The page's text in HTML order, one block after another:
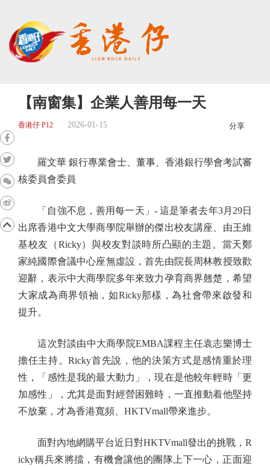
【南窗集】企業人善用每一天
香港仔 P12 2026-01-15 分享
羅文華 銀行專業會士、董事、香港銀行學會考試審
核委員會委員
「自強不息，善用每一天」- 這是筆者去年3月29日
出席香港中文大學商學院舉辦的傑出校友講座、由王維
基校友（Ricky）與校友對談時所凸顯的主題。當天鄭
家純國際會議中心座無虛設，首先由院長周林教授致歡
迎辭，表示中大商學院多年來致力孕育商界翹楚，希望
大家成為商界領袖，如Ricky那樣，為社會帶來啟發和
提升。
這次對談由中大商學院EMBA課程主任袁志樂博士
擔任主持。Ricky首先說，他的決策方式是感情重於理
性，「感性是我的最大動力」，現在是他較年輕時「更
加感性」，尤其是面對經營困難時，一直推動着他堅持
不放棄，才為香港寬頻、HKTVmall帶來進步。
面對內地網購平台近日對HKTVmall發出的挑戰，R
icky稱兵來將擋，有機會讓他的團隊上下一心，正面迎